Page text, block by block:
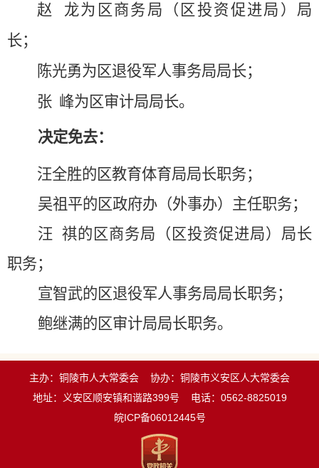
赵 龙为区商务局
（区投资促进局） 局
长；
陈光勇为区退役军人事务局局长；
张 峰为区审计局局长。
决定免去：
汪全胜的区教育体育局局长职务；
吴祖平的区政府办（外事办）主任职务；
汪 祺的区商务局（区投资促进局）局长
职务；
宣智武的区退役军人事务局局长职务；
鲍继满的区审计局局长职务。
主办：铜陵市人大常委会
协办：铜陵市义安区人大常委会
地址：义安区顺安镇和谐路399号
电话：0562-8825019
皖ICP备06012445号